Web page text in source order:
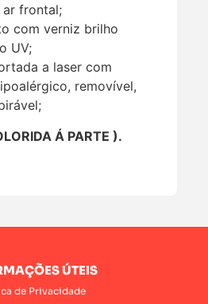
ar frontal;
com verniz brilho
UV;
a laser com
removível,
Á PARTE ).
ÚTEIS
de Privacidade